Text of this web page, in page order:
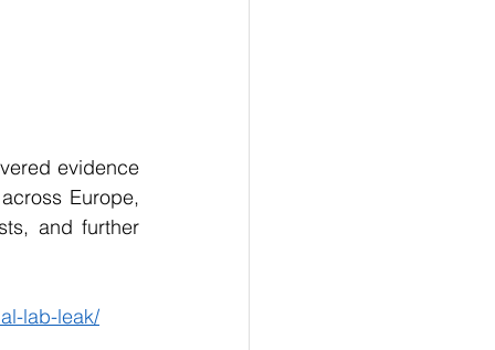
evidence
Europe,
and further
lab-leak/